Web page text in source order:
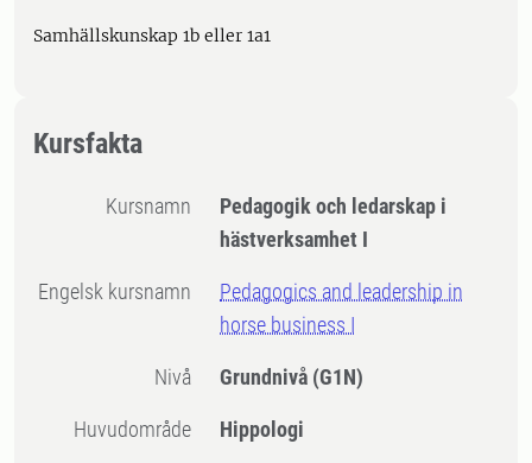
Samhällskunskap 1b eller 1a1
Kursfakta
Kursnamn
Pedagogik och ledarskap i
hästverksamhet I
Engelsk kursnamn
Pedagogics and leadership in
horse business I
Nivå Grundnivå (G1N)
Huvudområde Hippologi